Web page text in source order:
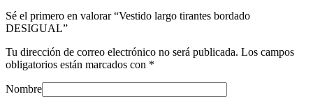
Sé el primero en valorar “Vestido largo tirantes bordado
DESIGUAL”
Tu dirección de correo electrónico no será publicada. Los campos
obligatorios están marcados con *
Nombre